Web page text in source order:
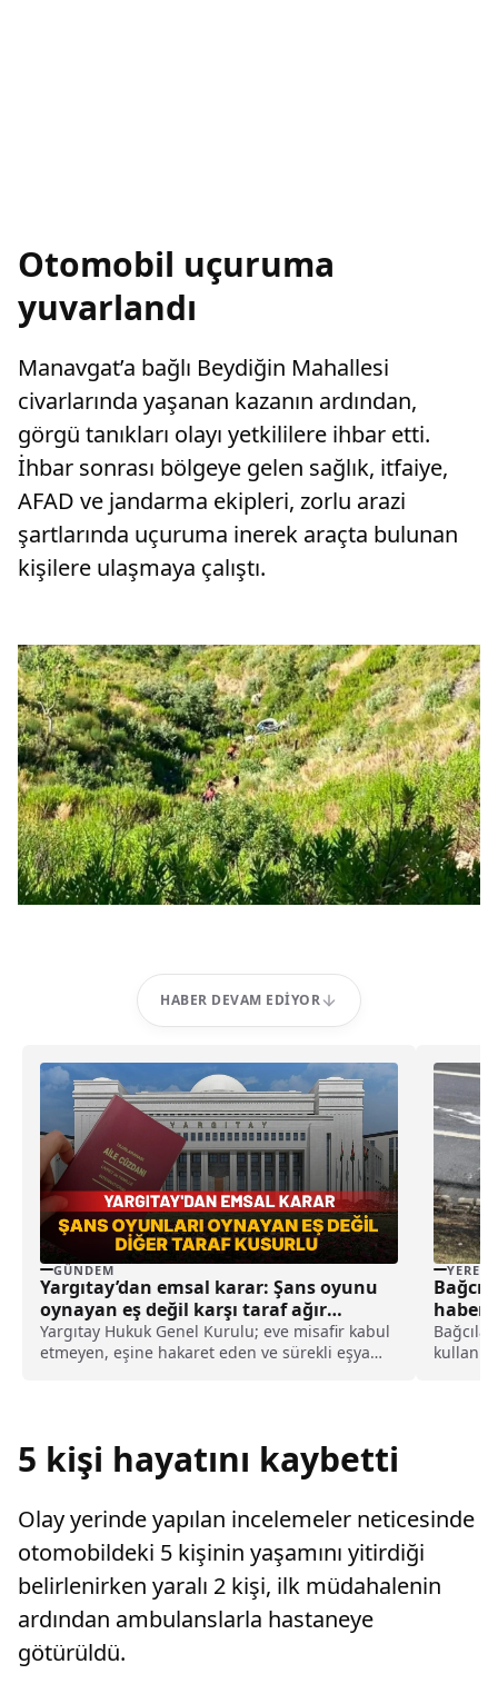
Otomobil uçuruma
yuvarlandı
Manavgat’a bağlı Beydiğin Mahallesi
civarlarında yaşanan kazanın ardından,
görgü tanıkları olayı yetkililere ihbar etti.
İhbar sonrası bölgeye gelen sağlık, itfaiye,
AFAD ve jandarma ekipleri, zorlu arazi
şartlarında uçuruma inerek araçta bulunan
kişilere ulaşmaya çalıştı.
HABER DEVAM EDIYOR
GÜNDEM
Yargıtay’dan emsal karar: Şans oyunu
oynayan eş değil karşı taraf ağır
kusurlu sayıldı
Yargıtay Hukuk Genel Kurulu; eve misafir kabul
etmeyen, eşine hakaret eden ve sürekli eşya
YEREL
haberi
5 kişi hayatını kaybetti
Olay yerinde yapılan incelemeler neticesinde
otomobildeki 5 kişinin yaşamını yitirdiği
belirlenirken yaralı 2 kişi, ilk müdahalenin
ardından ambulanslarla hastaneye
götürüldü.